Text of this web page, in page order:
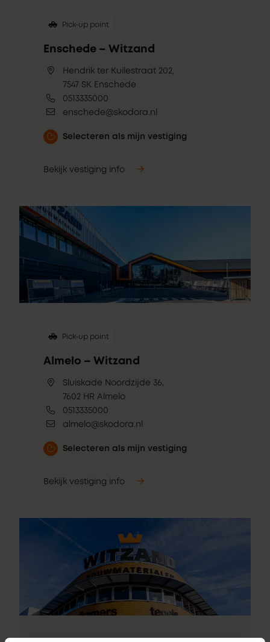
Pick-up point
Enschede – Witzand
Hendrik ter Kuilestraat 202,
7547 SK Enschede
0513335000
enschede@skodora.nl
Selecteren als mijn vestiging
Bekijk vestiging info
Pick-up point
Almelo – Witzand
Sluiskade Noordzijde 36,
7602 HR Almelo
0513335000
almelo@skodora.nl
Selecteren als mijn vestiging
Bekijk vestiging info